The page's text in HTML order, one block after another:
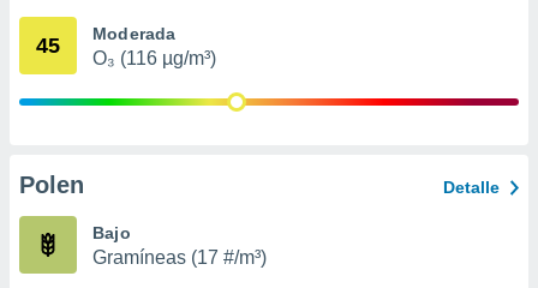
mediante
publicidad
de
45 Moderada
O₃ (116 µg/m³)
Polen Detalle
Bajo
Gramíneas (17 #/m³)